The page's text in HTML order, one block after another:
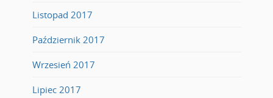
Listopad 2017
Październik 2017
Wrzesień 2017
Lipiec 2017